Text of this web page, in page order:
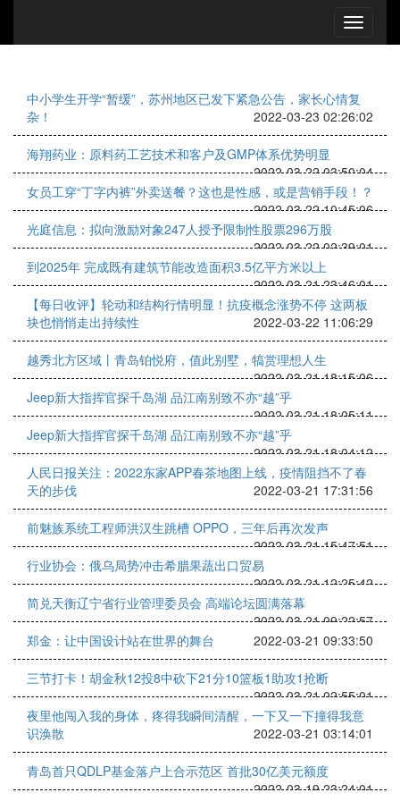
中小学生开学“暂缓”，苏州地区已发下紧急公告，家长心情复
杂！
2022-03-23 02:26:02
海翔药业：原料药工艺技术和客户及GMP体系优势明显
2022-03-22 03:50:04
女员工穿“丁字内裤”外卖送餐？这也是性感，或是营销手段！？
2022-03-22 10:45:06
光庭信息：拟向激励对象247人授予限制性股票296万股
2022-03-22 02:39:01
到2025年 完成既有建筑节能改造面积3.5亿平方米以上
2022-03-21 23:46:01
【每日收评】轮动和结构行情明显！抗疫概念涨势不停 这两板
块也悄悄走出持续性
2022-03-22 11:06:29
越秀北方区域丨青岛铂悦府，值此别墅，犒赏理想人生
2022-03-21 18:15:06
Jeep新大指挥官探千岛湖 品江南别致不亦“越”乎
2022-03-21 18:05:11
Jeep新大指挥官探千岛湖 品江南别致不亦“越”乎
2022-03-21 18:04:12
人民日报关注：2022东家APP春茶地图上线，疫情阻挡不了春
天的步伐
2022-03-21 17:31:56
前魅族系统工程师洪汉生跳槽 OPPO，三年后再次发声
2022-03-21 15:47:51
行业协会：俄乌局势冲击希腊果蔬出口贸易
2022-03-21 12:25:42
简兑天衡辽宁省行业管理委员会 高端论坛圆满落幕
2022-03-21 09:22:57
郑金：让中国设计站在世界的舞台
2022-03-21 09:33:50
三节打卡！胡金秋12投8中砍下21分10篮板1助攻1抢断
2022-03-21 02:55:01
夜里他闯入我的身体，疼得我瞬间清醒，一下又一下撞得我意
识涣散
2022-03-21 03:14:01
青岛首只QDLP基金落户上合示范区 首批30亿美元额度
2022-03-19 23:24:01